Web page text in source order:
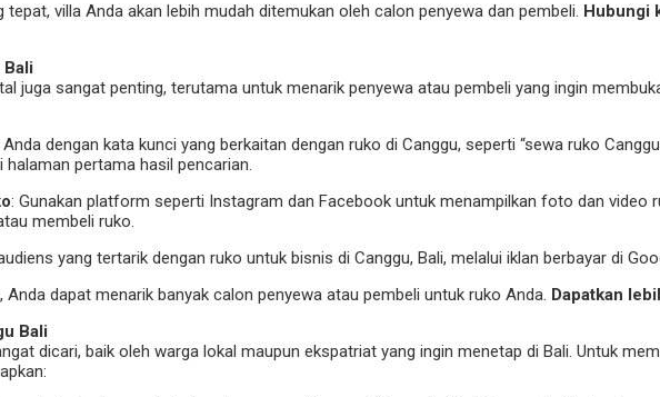
villa Anda akan lebih mudah ditemukan oleh calon penyewa dan pembeli. Hubungi
Bali
juga sangat penting, terutama untuk menarik penyewa atau pembeli yang ingin
dengan kata kunci yang berkaitan dengan ruko di Canggu, seperti “sewa ruko
pertama hasil pencarian.
: Gunakan platform seperti Instagram dan Facebook untuk menampilkan foto dan video
membeli ruko.
yang tertarik dengan ruko untuk bisnis di Canggu, Bali, melalui iklan berbayar di
dapat menarik banyak calon penyewa atau pembeli untuk ruko Anda. Dapatkan
Bali
dicari, baik oleh warga lokal maupun ekspatriat yang ingin menetap di Bali. Untuk